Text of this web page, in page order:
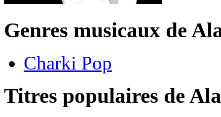
Genres musicaux de
Charki Pop
Titres populaires de